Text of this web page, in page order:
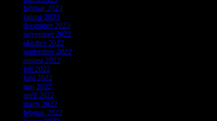
februar 2023
januar 2023
december 2022
november 2022
oktober 2022
september 2022
august 2022
juli 2022
juni 2022
maj 2022
april 2022
marts 2022
februar 2022